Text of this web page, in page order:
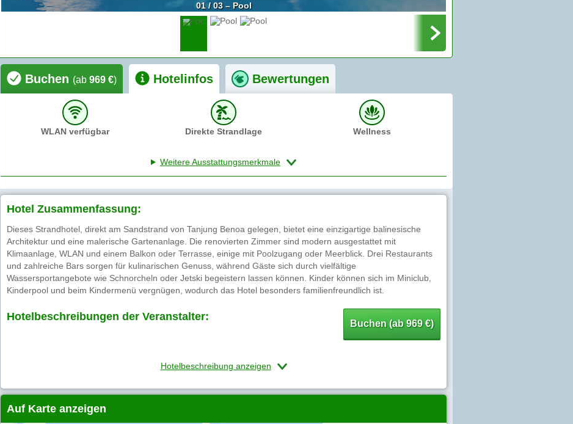
01 / 03 – Pool
Buchen (ab 969 €) Hotelinfos Bewertungen
WLAN verfügbar Direkte Strandlage Wellness
Weitere Ausstattungsmerkmale
Hotel Zusammenfassung:
Dieses Strandhotel, direkt am Sandstrand von Tanjung Benoa gelegen, bietet eine einzigartige balinesische
Architektur und eine malerische Gartenanlage. Die renovierten Zimmer sind modern ausgestattet mit
Klimaanlage, WLAN und einem Balkon oder Terrasse, einige mit Poolzugang oder Meerblick. Drei Restaurants
und zahlreiche Bars sorgen für kulinarischen Genuss, während Gäste sich durch vielfältige
Wassersportangebote wie Schnorcheln oder Jetski begeistern lassen können. Kinder können sich im Miniclub,
Kinderpool und beim Kindermenü vergnügen, wodurch das Hotel besonders familienfreundlich ist.
Hotelbeschreibungen der Veranstalter:
Buchen (ab 969 €)
Hotelbeschreibung anzeigen
Auf Karte anzeigen